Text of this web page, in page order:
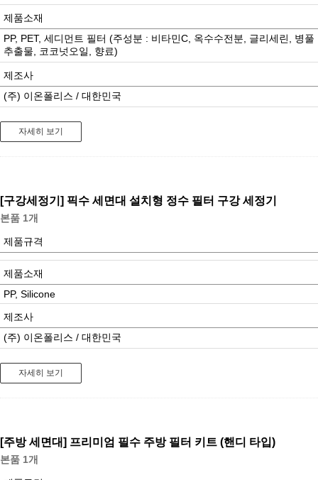
제품소재
PP, PET, 세디먼트 필터 (주성분 : 비타민C, 옥수수전분, 글리세린, 병풀
추출물, 코코넛오일, 향료)
제조사
(주) 이온폴리스 / 대한민국
자세히 보기
[구강세정기] 픽수 세면대 설치형 정수 필터 구강 세정기
본품 1개
제품규격
제품소재
PP, Silicone
제조사
(주) 이온폴리스 / 대한민국
자세히 보기
[주방 세면대] 프리미엄 필수 주방 필터 키트 (핸디 타입)
본품 1개